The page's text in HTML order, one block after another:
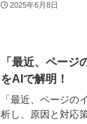
2025年6月8日
「最近、ページ
をAIで解明！
「最近、ページの
析し、原因と対応